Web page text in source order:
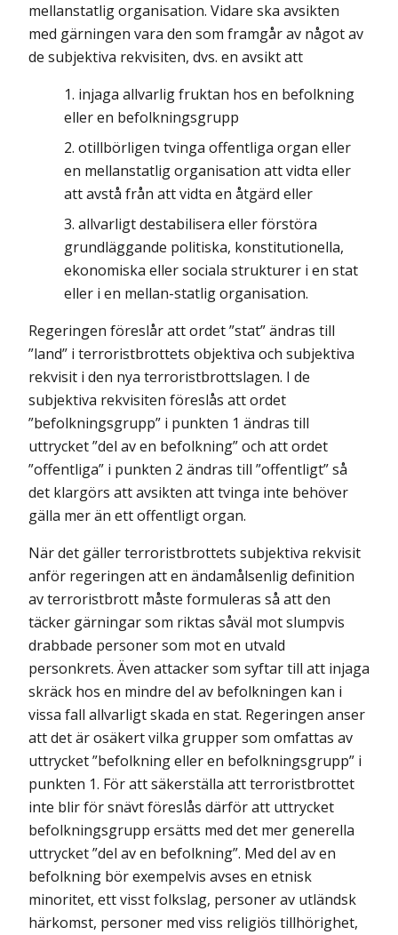
mellanstatlig organisation. Vidare ska avsikten
med gärningen vara den som framgår av något av
de subjektiva rekvisiten, dvs. en avsikt att
injaga allvarlig fruktan hos en befolkning
eller en befolkningsgrupp
otillbörligen tvinga offentliga organ eller
en mellanstatlig organisation att vidta eller
att avstå från att vidta en åtgärd eller
allvarligt destabilisera eller förstöra
grundläggande politiska, konsti­tutionella,
ekonomiska eller sociala strukturer i en stat
eller i en mellan-statlig organisation.
Regeringen föreslår att ordet ”stat” ändras till
”land” i terroristbrottets objektiva och subjektiva
rekvisit i den nya terroristbrottslagen. I de
subjektiva rekvisiten föreslås att ordet
”befolkningsgrupp” i punkten 1 ändras till
uttrycket ”del av en befolkning” och att ordet
”offentliga” i punkten 2 ändras till ”offentligt” så
det klargörs att avsikten att tvinga inte behöver
gälla mer än ett offentligt organ.
När det gäller terroristbrottets subjektiva rekvisit
anför regeringen att en ändamålsenlig definition
av terroristbrott måste formuleras så att den
täcker gärningar som riktas såväl mot slumpvis
drabbade personer som mot en utvald
personkrets. Även attacker som syftar till att injaga
skräck hos en mindre del av befolkningen kan i
vissa fall allvarligt skada en stat. Regeringen anser
att det är osäkert vilka grupper som omfattas av
uttrycket ”befolkning eller en befolkningsgrupp” i
punkten 1. För att säkerställa att terroristbrottet
inte blir för snävt föreslås därför att uttrycket
befolkningsgrupp ersätts med det mer generella
uttrycket ”del av en befolkning”. Med del av en
befolkning bör exempelvis avses en etnisk
minoritet, ett visst folkslag, personer av utländsk
härkomst, personer med viss religiös tillhörighet,